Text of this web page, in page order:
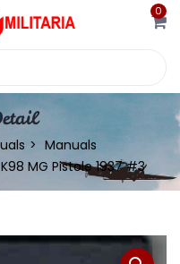
0
Manuals
MG Pistole 1937 #3